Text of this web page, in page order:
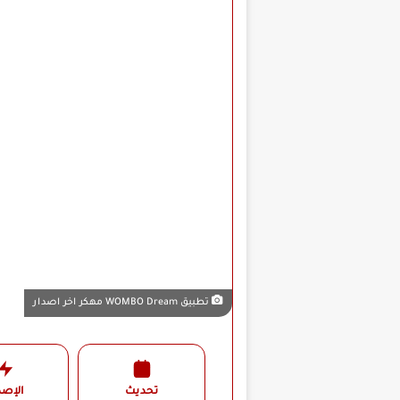
تطبيق WOMBO Dream مهكر اخر اصدار
تحديث